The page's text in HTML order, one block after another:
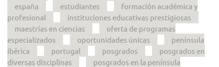
españa
estudiantes
formación académica y
profesional
instituciones educativas prestigiosas
maestrías en ciencias
oferta de programas
especializados
oportunidades únicas
península
ibérica
portugal posgrados
posgrados en
diversas disciplinas
posgrados en la península